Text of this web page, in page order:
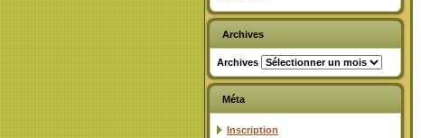
Archives
Archives
Méta
Inscription